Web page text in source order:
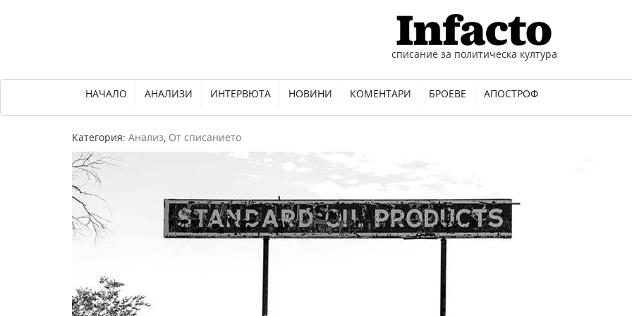
списание за политическа култура
НАЧАЛО АНАЛИЗИ ИНТЕРВЮТА НОВИНИ КОМЕНТАРИ БРОЕВЕ АПОСТРОФ
Категория: Анализ, От списанието